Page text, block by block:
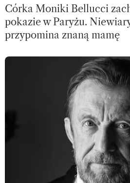
Córka Moniki Bellucci
pokazie w Paryżu.
przypomina znaną mamę